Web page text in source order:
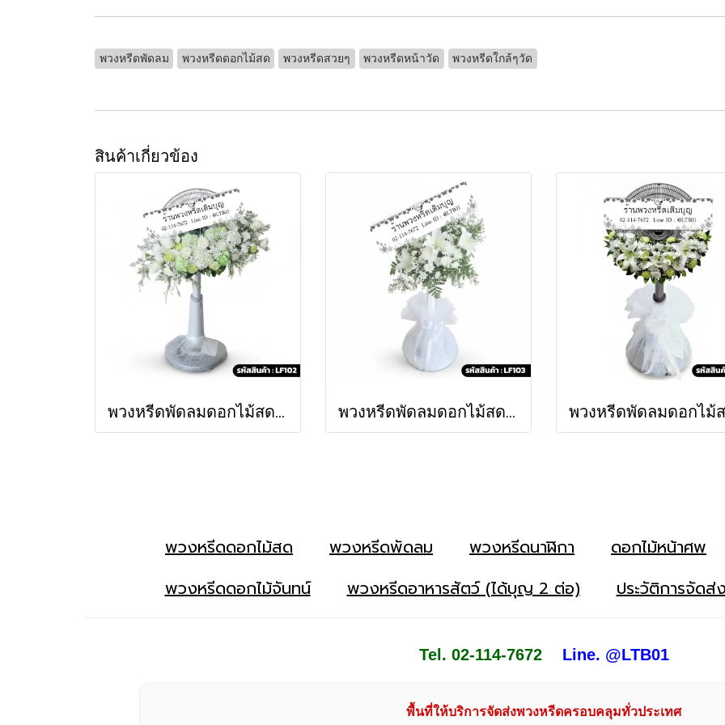
พวงหรีดพัดลม พวงหรีดดอกไม้สด พวงหรีดสวยๆ พวงหรีดหน้าวัด พวงหรีดใกล้ๆวัด
สินค้าเกี่ยวข้อง
พวงหรีดพัดลมดอกไม้สด พิสุทธิ์ (LF102) พวงหรีดพัดลมดอกไม้สด เศวต (LF103)
พวงหรีดดอกไม้สด พวงหรีดพัดลม พวงหรีดนาฬิกา
ดอกไม้หน้าศพ
พวงหรีดดอกไม้จันทน์
พวงหรีดอาหารสัตว์ (ได้บุญ 2 ต่อ) ประวัติการจัดส่
Tel. 02-114-7672 Line. @LTB01
พื้นที่ให้บริการจัดส่งพวงหรีดครอบคลุมทั่วประเทศ